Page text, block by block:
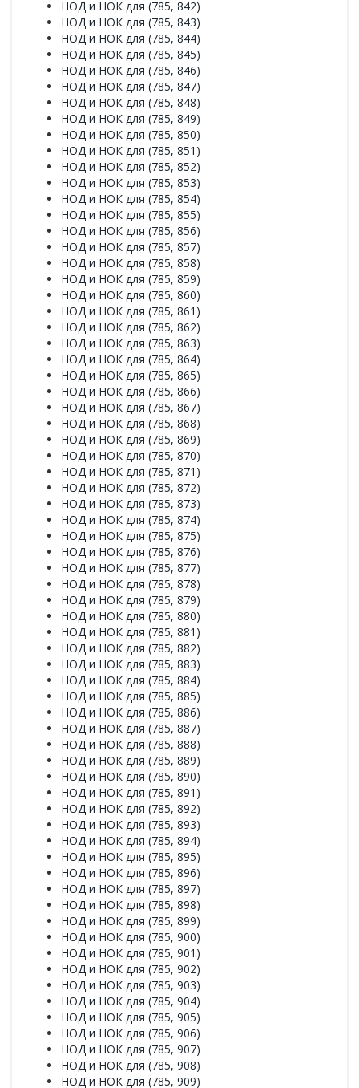
НОД и НОК для (785, 842)
НОД и НОК для (785, 843)
НОД и НОК для (785, 844)
НОД и НОК для (785, 845)
НОД и НОК для (785, 846)
НОД и НОК для (785, 847)
НОД и НОК для (785, 848)
НОД и НОК для (785, 849)
НОД и НОК для (785, 850)
НОД и НОК для (785, 851)
НОД и НОК для (785, 852)
НОД и НОК для (785, 853)
НОД и НОК для (785, 854)
НОД и НОК для (785, 855)
НОД и НОК для (785, 856)
НОД и НОК для (785, 857)
НОД и НОК для (785, 858)
НОД и НОК для (785, 859)
НОД и НОК для (785, 860)
НОД и НОК для (785, 861)
НОД и НОК для (785, 862)
НОД и НОК для (785, 863)
НОД и НОК для (785, 864)
НОД и НОК для (785, 865)
НОД и НОК для (785, 866)
НОД и НОК для (785, 867)
НОД и НОК для (785, 868)
НОД и НОК для (785, 869)
НОД и НОК для (785, 870)
НОД и НОК для (785, 871)
НОД и НОК для (785, 872)
НОД и НОК для (785, 873)
НОД и НОК для (785, 874)
НОД и НОК для (785, 875)
НОД и НОК для (785, 876)
НОД и НОК для (785, 877)
НОД и НОК для (785, 878)
НОД и НОК для (785, 879)
НОД и НОК для (785, 880)
НОД и НОК для (785, 881)
НОД и НОК для (785, 882)
НОД и НОК для (785, 883)
НОД и НОК для (785, 884)
НОД и НОК для (785, 885)
НОД и НОК для (785, 886)
НОД и НОК для (785, 887)
НОД и НОК для (785, 888)
НОД и НОК для (785, 889)
НОД и НОК для (785, 890)
НОД и НОК для (785, 891)
НОД и НОК для (785, 892)
НОД и НОК для (785, 893)
НОД и НОК для (785, 894)
НОД и НОК для (785, 895)
НОД и НОК для (785, 896)
НОД и НОК для (785, 897)
НОД и НОК для (785, 898)
НОД и НОК для (785, 899)
НОД и НОК для (785, 900)
НОД и НОК для (785, 901)
НОД и НОК для (785, 902)
НОД и НОК для (785, 903)
НОД и НОК для (785, 904)
НОД и НОК для (785, 905)
НОД и НОК для (785, 906)
НОД и НОК для (785, 907)
НОД и НОК для (785, 908)
НОД и НОК для (785, 909)